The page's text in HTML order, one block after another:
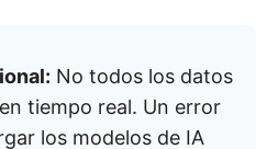
No todos los datos
tiempo real. Un error
los modelos de IA